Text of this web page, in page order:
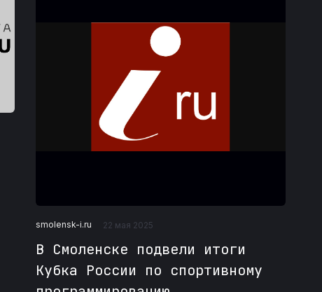
smolensk-i.ru 22 мая 2025
В Смоленске подвели итоги
Кубка России по спортивному